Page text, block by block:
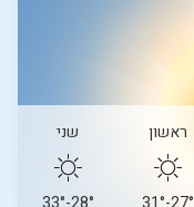
ראשון שני